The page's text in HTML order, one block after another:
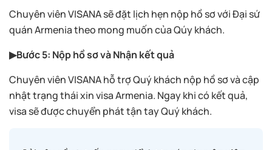
Chuyên viên VISANA sẽ đặt lịch hẹn nộp hồ sơ với Đại sứ
quán Armenia theo mong muốn của Qúy khách.
▶Bước 5: Nộp hồ sơ và Nhận kết quả
Chuyên viên VISANA hỗ trợ Quý khách nộp hồ sơ và cập
nhật trạng thái xin visa Armenia. Ngay khi có kết quả,
visa sẽ được chuyển phát tận tay Quý khách.